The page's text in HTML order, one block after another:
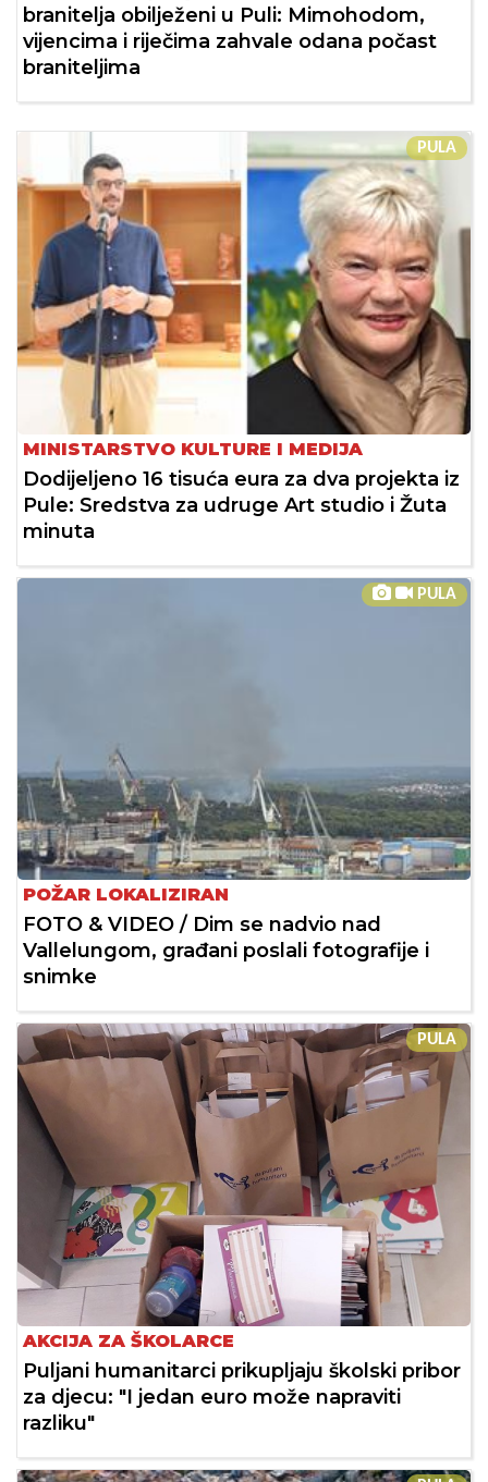
branitelja obilježeni u Puli: Mimohodom,
vijencima i riječima zahvale odana počast
braniteljima
PULA
MINISTARSTVO KULTURE I MEDIJA
Dodijeljeno 16 tisuća eura za dva projekta iz
Pule: Sredstva za udruge Art studio i Žuta
minuta
PULA
POŽAR LOKALIZIRAN
FOTO & VIDEO / Dim se nadvio nad
Vallelungom, građani poslali fotografije i
snimke
PULA
AKCIJA ZA ŠKOLARCE
Puljani humanitarci prikupljaju školski pribor
za djecu: "I jedan euro može napraviti
razliku"